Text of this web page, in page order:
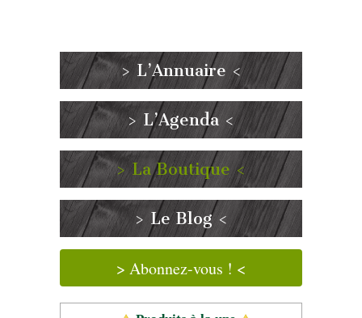
> L’Annuaire <
> L’Agenda <
> La Boutique <
> Le Blog <
> Abonnez-vous ! <